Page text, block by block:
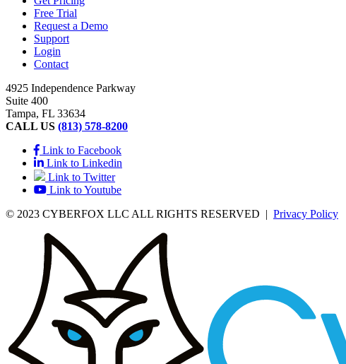
Free Trial
Request a Demo
Support
Login
Contact
4925 Independence Parkway
Suite 400
Tampa, FL 33634
CALL US (813) 578-8200
Link to Facebook
Link to Linkedin
Link to Twitter
Link to Youtube
© 2023 CYBERFOX LLC ALL RIGHTS RESERVED | Privacy Policy